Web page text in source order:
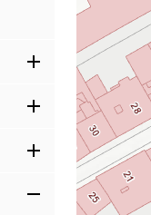
Aufklappen
Aufklappen
Aufklappen
Zuklappen